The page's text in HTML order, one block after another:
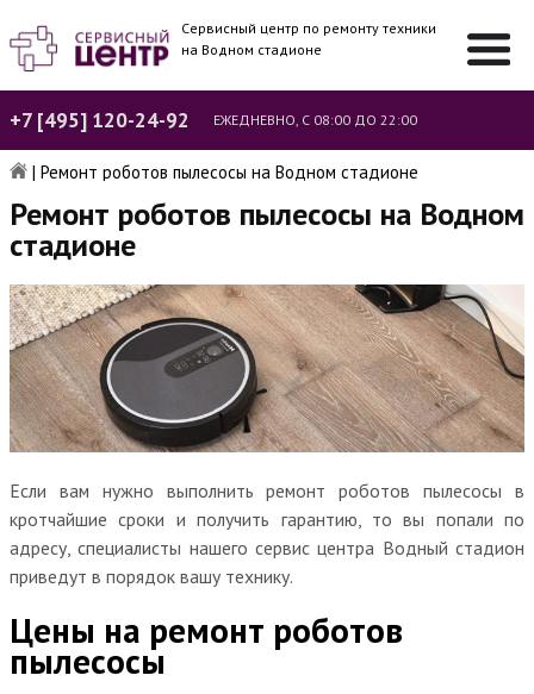
Сервисный центр по ремонту техники
на Водном стадионе
+7 [495] 120-24-92 ЕЖЕДНЕВНО, С 08:00 ДО 22:00
| Ремонт роботов пылесосы на Водном стадионе
Ремонт роботов пылесосы на Водном
стадионе
Если вам нужно выполнить ремонт роботов пылесосы в
кротчайшие сроки и получить гарантию, то вы попали по
адресу, специалисты нашего сервис центра Водный стадион
приведут в порядок вашу технику.
Цены на ремонт роботов
пылесосы